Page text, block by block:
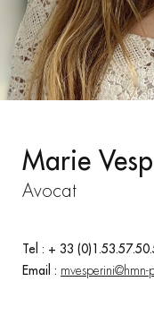
Marie
Avocat
Tel : + 33
Email : mvesperini@hmn-